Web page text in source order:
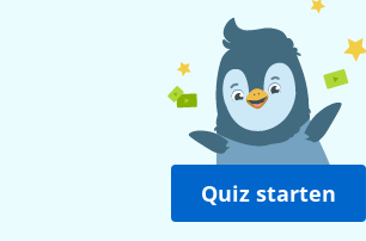
Quiz starten